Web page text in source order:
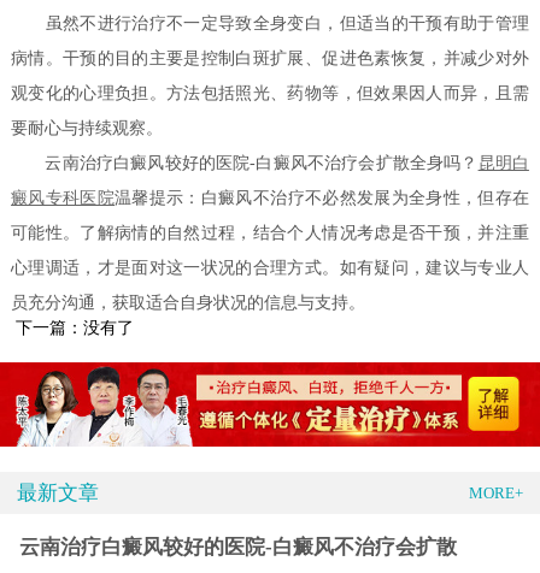
虽然不进行治疗不一定导致全身变白，但适当的干预有助于管理
病情。干预的目的主要是控制白斑扩展、促进色素恢复，并减少对外
观变化的心理负担。方法包括照光、药物等，但效果因人而异，且需
要耐心与持续观察。
云南治疗白癜风较好的医院-白癜风不治疗会扩散全身吗？ 昆明白
癜风专科医院温馨提示：白癜风不治疗不必然发展为全身性，但存在
可能性。了解病情的自然过程，结合个人情况考虑是否干预，并注重
心理调适，才是面对这一状况的合理方式。如有疑问，建议与专业人
员充分沟通，获取适合自身状况的信息与支持。
下一篇：没有了
最新文章 MORE+
云南治疗白癜风较好的医院-白癜风不治疗会扩散